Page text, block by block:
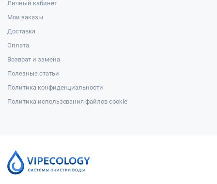
Личный кабинет
Мои заказы
Доставка
Оплата
Возврат и замена
Полезные статьи
Политика конфиденциальности
Политика использования файлов cookie